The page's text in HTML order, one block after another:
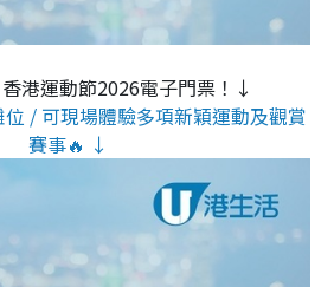
港運動節2026電子門票！↓
/ 可現場體驗多項新穎運動及觀賞
賽事🔥 ↓